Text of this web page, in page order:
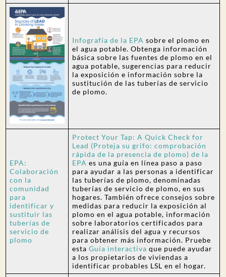
Infografía de la EPA sobre el plomo en
el agua potable. Obtenga información
básica sobre las fuentes de plomo en el
agua potable, sugerencias para reducir
la exposición e información sobre la
sustitución de las tuberías de servicio
de plomo.
EPA:
Colaboración
con la
comunidad
para
identificar y
sustituir las
tuberías de
servicio de
plomo
Protect Your Tap: A Quick Check for
Lead (Proteja su grifo: comprobación
rápida de la presencia de plomo) de la
EPA es una guía en línea paso a paso
para ayudar a las personas a identificar
las tuberías de plomo, denominadas
tuberías de servicio de plomo, en sus
hogares. También ofrece consejos sobre
medidas para reducir la exposición al
plomo en el agua potable, información
sobre laboratorios certificados para
realizar análisis del agua y recursos
para obtener más información. Pruebe
estaGuía interactiva que puede ayudar
a los propietarios de viviendas a
identificar probables LSL en el hogar.